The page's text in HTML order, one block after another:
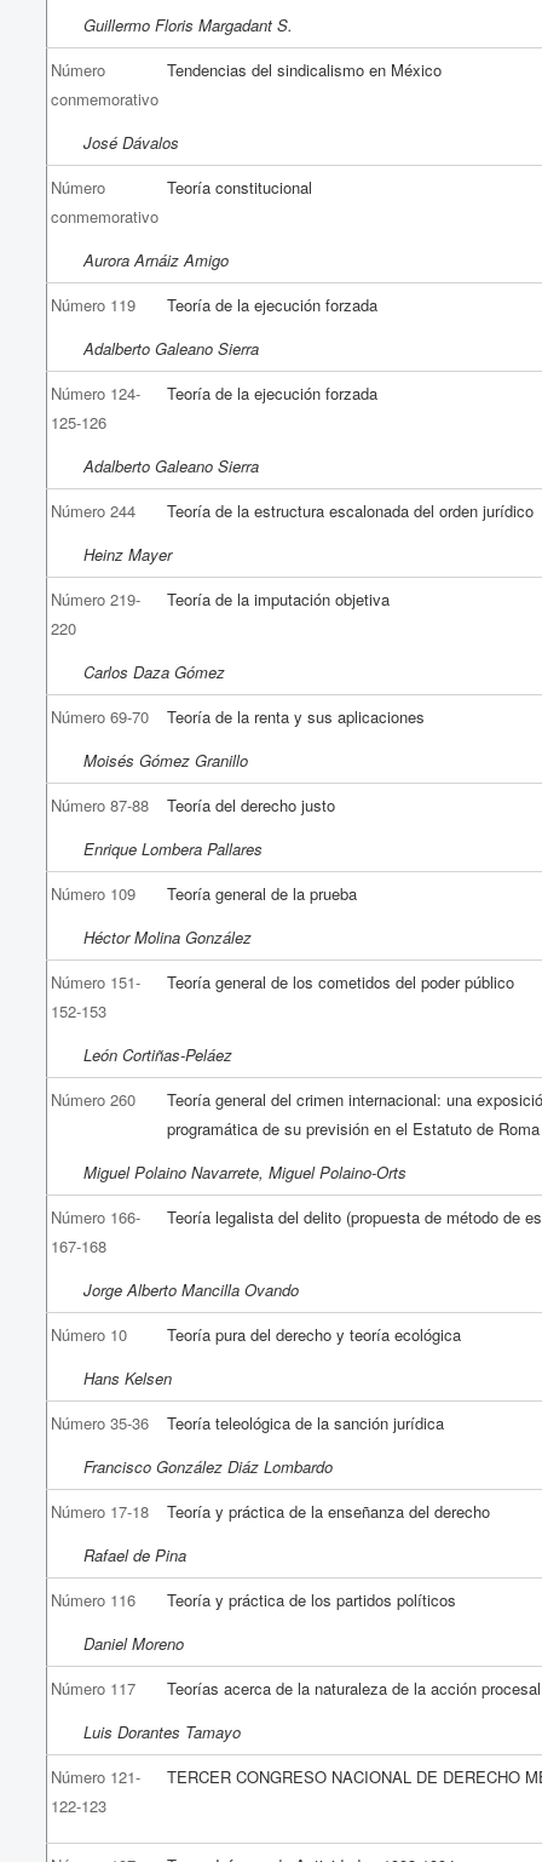
Guillermo Floris Margadant S.
Número
conmemorativo
Tendencias del sindicalismo en México
José Dávalos
Número
conmemorativo
Teoría constitucional
Aurora Arnáiz Amigo
Número 119
Teoría de la ejecución forzada
Adalberto Galeano Sierra
Número 124-
125-126
Teoría de la ejecución forzada
Adalberto Galeano Sierra
Número 244
Teoría de la estructura escalonada del orden jurídico
Heinz Mayer
Número 219-
220
Teoría de la imputación objetiva
Carlos Daza Gómez
Número 69-70
Teoría de la renta y sus aplicaciones
Moisés Gómez Granillo
Número 87-88
Teoría del derecho justo
Enrique Lombera Pallares
Número 109
Teoría general de la prueba
Héctor Molina González
Número 151-
152-153
Teoría general de los cometidos del poder público
León Cortiñas-Peláez
Número 260
Teoría general del crimen internacional: una
programática de su previsión en el Estatuto de Roma
Miguel Polaino Navarrete, Miguel Polaino-Orts
Número 166-
167-168
Teoría legalista del delito (propuesta de método de
Jorge Alberto Mancilla Ovando
Número 10
Teoría pura del derecho y teoría ecológica
Hans Kelsen
Número 35-36
Teoría teleológica de la sanción jurídica
Francisco González Diáz Lombardo
Número 17-18
Teoría y práctica de la enseñanza del derecho
Rafael de Pina
Número 116
Teoría y práctica de los partidos políticos
Daniel Moreno
Número 117
Teorías acerca de la naturaleza de la acción procesal
Luis Dorantes Tamayo
Número 121-
122-123
TERCER CONGRESO NACIONAL DE DERECHO